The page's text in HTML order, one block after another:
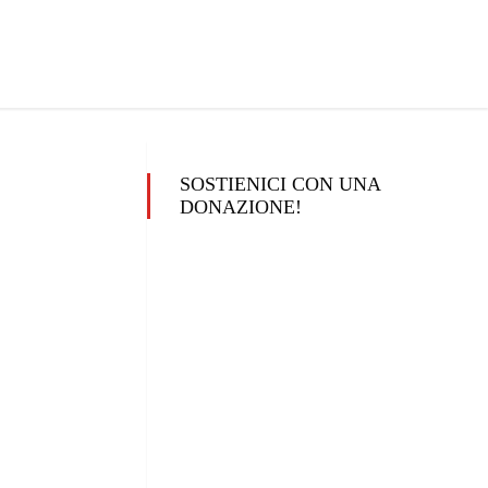
SOSTIENICI CON UNA
DONAZIONE!